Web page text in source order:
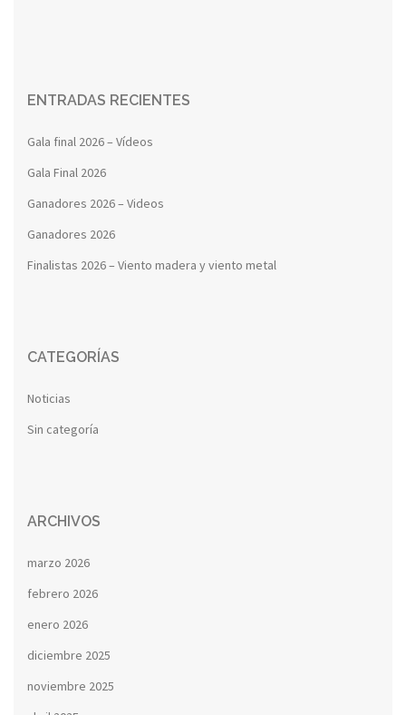
ENTRADAS RECIENTES
Gala final 2026 – Vídeos
Gala Final 2026
Ganadores 2026 – Videos
Ganadores 2026
Finalistas 2026 – Viento madera y viento metal
CATEGORÍAS
Noticias
Sin categoría
ARCHIVOS
marzo 2026
febrero 2026
enero 2026
diciembre 2025
noviembre 2025